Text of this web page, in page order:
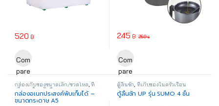
520 ฿
Com
pare
245 ฿ 250฿
Com
pare
กล่องเก็บของขนาดเล็ก/ขวดโหล,ที่
เก็บของในครัวเรือน
กล่องอเนกประสงค์พับเก็บได้ –
ขนาดกระดาษ A5
ตู้ลิ้นชัก,ที่เก็บของในครัวเรือน
ตู้ลิ้นชัก UP รุ่น SUMO 4 ชั้น